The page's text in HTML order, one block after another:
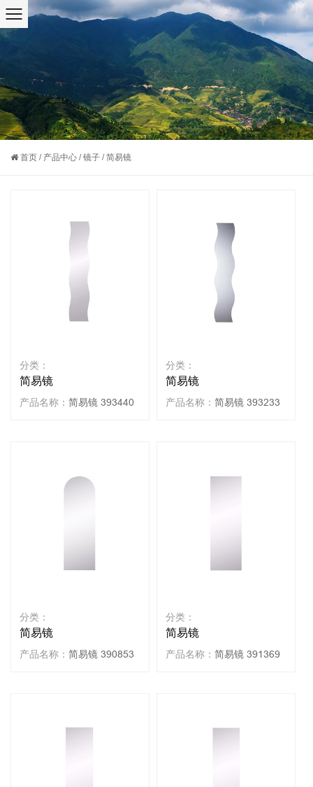
首页 / 产品中心 /镜子 /简易镜
分类：
简易镜
产品名称： 简易镜 393440
分类：
简易镜
产品名称： 简易镜 393233
分类：
简易镜
产品名称： 简易镜 390853
分类：
简易镜
产品名称： 简易镜 391369